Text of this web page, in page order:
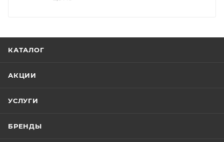
КАТАЛОГ
АКЦИИ
УСЛУГИ
БРЕНДЫ